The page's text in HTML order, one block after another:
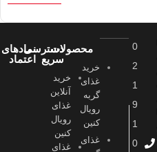
0
2
1
9
1
0
محصولات
خرید
غذای
گربه
رویال
کنین
غذای
دسترسی
سریع
خرید
آنلاین
غذای
رویال
کنین
غذای
نمادهای
اعتماد